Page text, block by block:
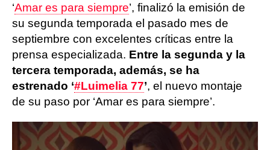
‘Amar es para siempre’, finalizó la emisión de
su segunda temporada el pasado mes de
septiembre con excelentes críticas entre la
prensa especializada. Entre la segunda y la
tercera temporada, además, se ha
estrenado ‘#Luimelia 77’, el nuevo montaje
de su paso por ‘Amar es para siempre’.